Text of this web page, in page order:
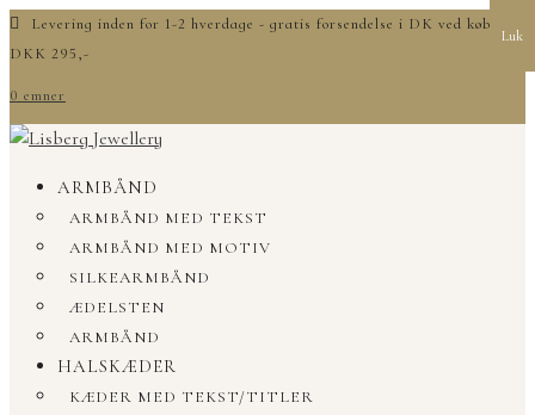
Levering inden for 1-2 hverdage - gratis forsendelse i DK ved køb over
DKK 295,-
0 emner
ARMBÅND
ARMBÅND MED TEKST
ARMBÅND MED MOTIV
SILKEARMBÅND
ÆDELSTEN
ARMBÅND
HALSKÆDER
KÆDER MED TEKST/TITLER
Luk